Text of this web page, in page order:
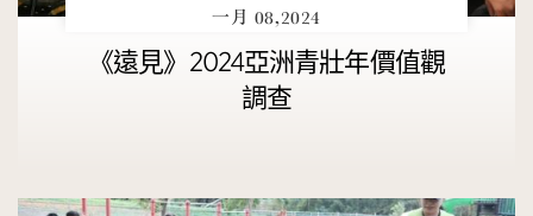
一月 08,2024
《遠見》2024亞洲青壯年價值觀
調查